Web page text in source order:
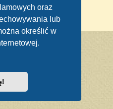
oraz
lub
określić w
Software © phpBB Limited
dostarcza
osobowych|Regulamin